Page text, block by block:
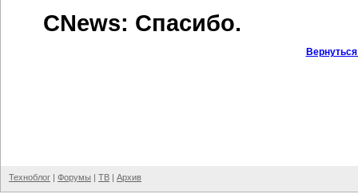
CNews: Спасибо.
Техноблог | Форумы | ТВ | Архив